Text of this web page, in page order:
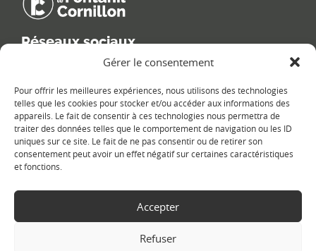
Gérer le consentement
Pour offrir les meilleures expériences, nous utilisons des technologies
telles que les cookies pour stocker et/ou accéder aux informations des
appareils. Le fait de consentir à ces technologies nous permettra de
traiter des données telles que le comportement de navigation ou les ID
uniques sur ce site. Le fait de ne pas consentir ou de retirer son
consentement peut avoir un effet négatif sur certaines caractéristiques
et fonctions.
Accepter
Refuser
Réseaux sociaux
Retrouvez les informations de la commune sur différents réseaux
Le plan du site